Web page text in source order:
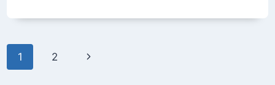
GRANDE
JEAN-
Navigation
de
1 2
Page